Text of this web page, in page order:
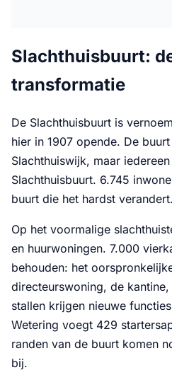
Slachthuisbuurt:
transformatie
De Slachthuisbuurt is
hier in 1907 opende. De
Slachthuiswijk, maar
Slachthuisbuurt. 6.745
buurt die het hardst verandert.
Op het voormalige
en huurwoningen. 7.000
behouden: het
directeurswoning, de
stallen krijgen nieuwe
Wetering voegt 429
randen van de buurt komen
bij.